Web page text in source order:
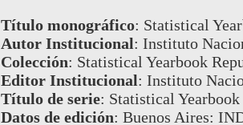
Título monográfico: Statistical
Autor Institucional: Instituto
Colección: Statistical Yearbook
Editor Institucional: Instituto
Título de serie: Statistical
Datos de edición: Buenos Aires: